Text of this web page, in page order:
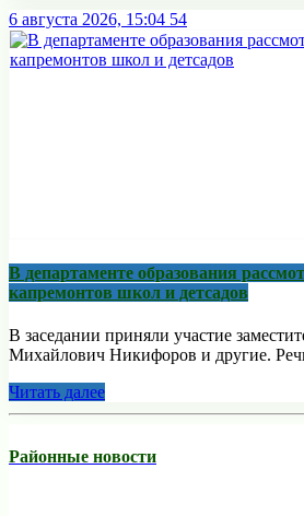
6 августа 2026, 15:04 54
В департаменте образования
капремонтов школ и детсадов
В заседании приняли участие
Михайлович Никифоров и другие.
Читать далее
Районные новости